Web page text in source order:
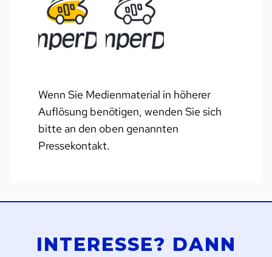
Wenn Sie Medienmaterial in höherer
Auflösung benötigen, wenden Sie sich
bitte an den oben genannten
Pressekontakt.
INTERESSE? DANN